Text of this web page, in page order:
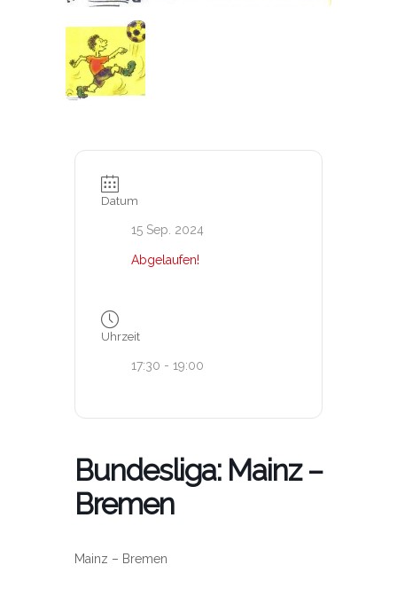
Datum
15 Sep. 2024
Abgelaufen!
Uhrzeit
17:30 - 19:00
Bundesliga: Mainz –
Bremen
Mainz – Bremen